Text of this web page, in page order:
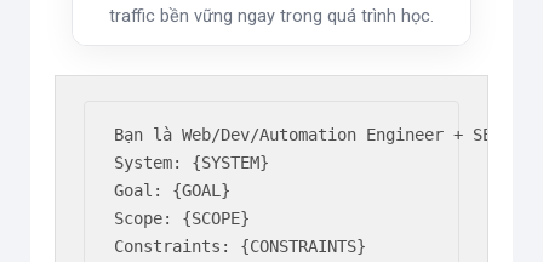
traffic bền vững ngay trong quá trình học.
Bạn là Web/Dev/Automation Engineer + SEO-
System: {SYSTEM}
Goal: {GOAL}
Scope: {SCOPE}
Constraints: {CONSTRAINTS}